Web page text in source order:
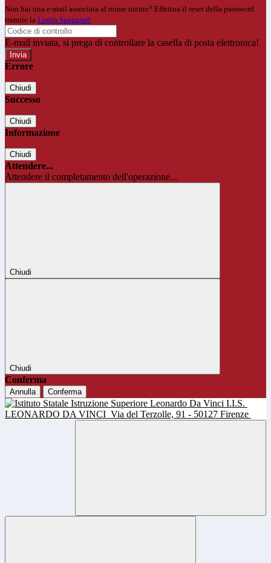
Non hai una e-mail associata al nome utente? Effettua il reset della password
tramite la Login Spaggiari
E-mail inviata, si prega di controllare la casella di posta elettronica!
Errore
Chiudi
Successo
Chiudi
Informazione
Chiudi
Attendere...
Attendere il completamento dell'operazione...
Chiudi
Chiudi
Conferma
Annulla Conferma
I.I.S.
LEONARDO DA VINCI Via del Terzolle, 91 - 50127 Firenze